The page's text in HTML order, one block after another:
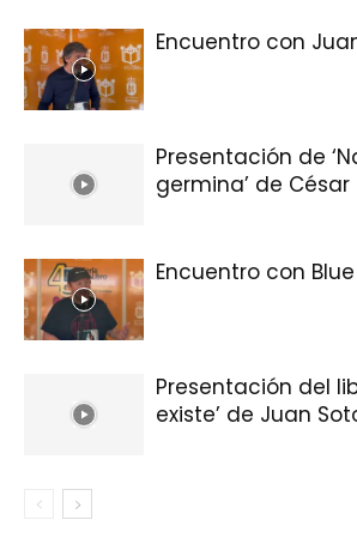
Encuentro con
Presentación de
germina’ de César
Encuentro con
Presentación del
existe’ de Juan